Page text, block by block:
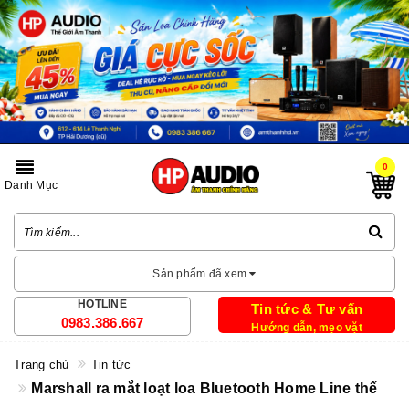
0
Danh Mục
Sản phẩm đã xem
HOTLINE
0983.386.667
Tin tức & Tư vấn
Hướng dẫn, mẹo vặt
Trang chủ Tin tức
Marshall ra mắt loạt loa Bluetooth Home Line thế